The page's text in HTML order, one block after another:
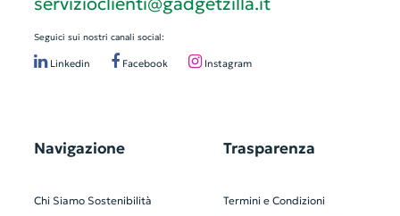
Seguici sui nostri canali social:
Linkedin Facebook Instagram
Navigazione
Chi Siamo Sostenibilità
Trasparenza
Termini e Condizioni